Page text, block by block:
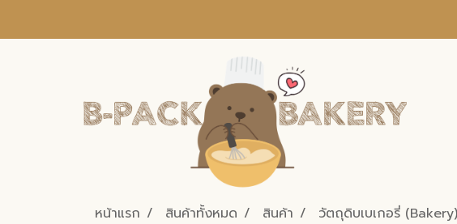
หน้าแรก สินค้าทั้งหมด สินค้า วัตถุดิบเบเกอรี่ (Bakery)